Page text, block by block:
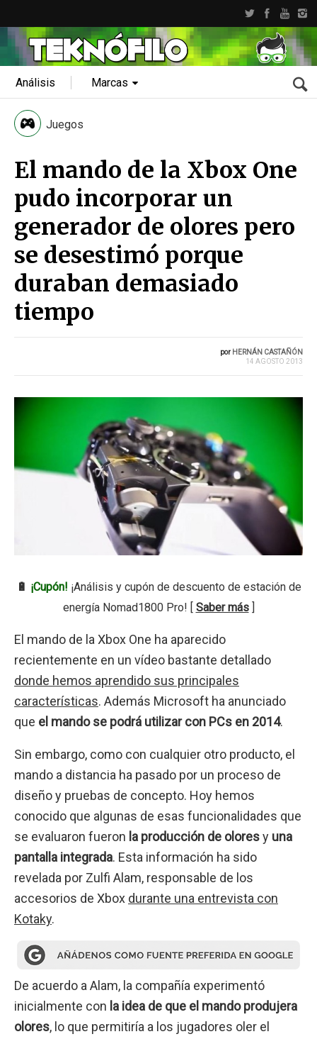
Análisis Marcas
Juegos
El mando de la Xbox One
pudo incorporar un
generador de olores pero
se desestimó porque
duraban demasiado
tiempo
por HERNÁN CASTAÑÓN
14 AGOSTO 2013
🔋 ¡Cupón! ¡Análisis y cupón de descuento de estación de
energía Nomad1800 Pro! [ Saber más]
El mando de la Xbox One ha aparecido
recientemente en un vídeo bastante detallado
donde hemos aprendido sus principales
características. Además Microsoft ha anunciado
que el mando se podrá utilizar con PCs en 2014.
Sin embargo, como con cualquier otro producto, el
mando a distancia ha pasado por un proceso de
diseño y pruebas de concepto. Hoy hemos
conocido que algunas de esas funcionalidades que
se evaluaron fueron la producción de oloresy una
pantalla integrada. Esta información ha sido
revelada por Zulfi Alam, responsable de los
accesorios de Xbox durante una entrevista con
Kotaky.
De acuerdo a Alam, la compañía experimentó
inicialmente con la idea de que el mando produjera
olores, lo que permitiría a los jugadores oler el